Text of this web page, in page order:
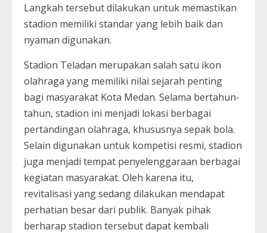
Langkah tersebut dilakukan untuk memastikan
stadion memiliki standar yang lebih baik dan
nyaman digunakan.
Stadion Teladan merupakan salah satu ikon
olahraga yang memiliki nilai sejarah penting
bagi masyarakat Kota Medan. Selama bertahun-
tahun, stadion ini menjadi lokasi berbagai
pertandingan olahraga, khususnya sepak bola.
Selain digunakan untuk kompetisi resmi, stadion
juga menjadi tempat penyelenggaraan berbagai
kegiatan masyarakat. Oleh karena itu,
revitalisasi yang sedang dilakukan mendapat
perhatian besar dari publik. Banyak pihak
berharap stadion tersebut dapat kembali